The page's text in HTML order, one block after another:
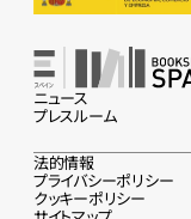
ニュース
プレスルーム
法的情報
プライバシーポリシー
クッキーポリシー